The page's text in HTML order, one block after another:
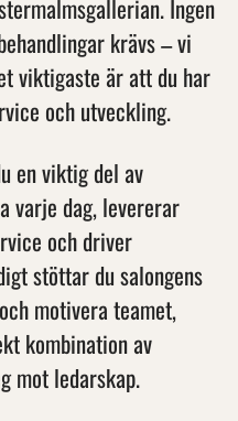
Ingen
krävs – vi
viktigaste är att du har
och utveckling.
en viktig del av
varje dag, levererar
och driver
stöttar du salongens
motivera teamet,
kombination av
mot ledarskap.